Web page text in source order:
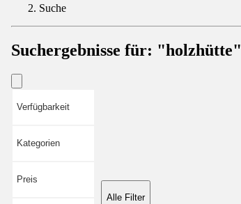
Suche
Suchergebnisse für: "holzhütte"
Verfügbarkeit
Kategorien
Preis
Alle Filter